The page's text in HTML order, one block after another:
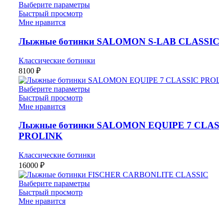
Выберите параметры
Быстрый просмотр
Мне нравится
Лыжные ботинки SALOMON S-LAB CLASSIC
Классические ботинки
8100 ₽
Выберите параметры
Быстрый просмотр
Мне нравится
Лыжные ботинки SALOMON EQUIPE 7
PROLINK
Классические ботинки
16000 ₽
Выберите параметры
Быстрый просмотр
Мне нравится